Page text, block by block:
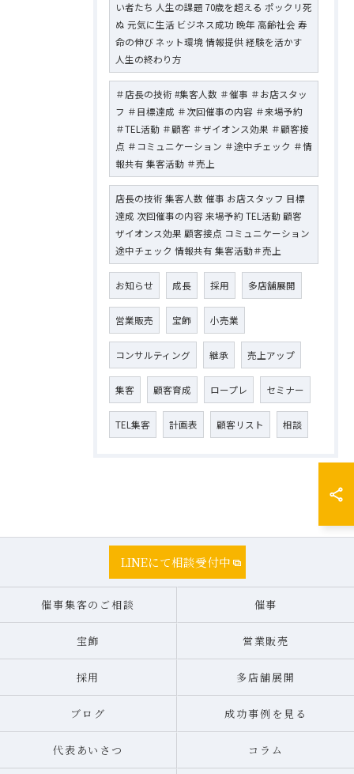
い者たち 人生の課題 70歳を超える ポックリ死
ぬ 元気に生活 ビジネス成功 晩年 高齢社会 寿
命の伸び ネット環境 情報提供 経験を活かす
人生の終わり方
＃店長の技術 #集客人数 ＃催事 ＃お店スタッ
フ ＃目標達成 ＃次回催事の内容 ＃来場予約
＃TEL活動 ＃顧客 ＃ザイオンス効果 ＃顧客接
点 ＃コミュニケーション ＃途中チェック ＃情
報共有 集客活動 ＃売上
店長の技術 集客人数 催事 お店スタッフ 目標
達成 次回催事の内容 来場予約 TEL活動 顧客
ザイオンス効果 顧客接点 コミュニケーション
途中チェック 情報共有 集客活動＃売上
お知らせ 成長 採用 多店舗展開
営業販売 宝飾 小売業
コンサルティング 継承 売上アップ
集客 顧客育成 ロープレ セミナー
TEL集客 計画表 顧客リスト 相談
LINEにて相談受付中
催事集客のご相談 催事
宝飾 営業販売
採用 多店舗展開
ブログ 成功事例を見る
代表あいさつ コラム